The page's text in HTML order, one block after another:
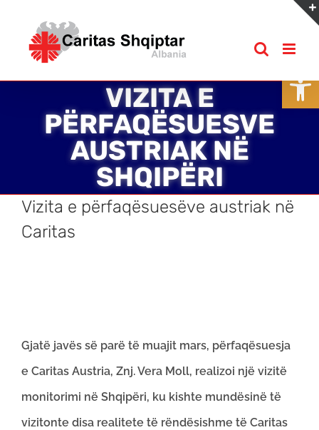
content
VIZITA E
PËRFAQËSUESVE
AUSTRIAK NË
SHQIPËRI
Vizita e përfaqësuesëve austriak në
Caritas
Gjatë javës së parë të muajit mars, përfaqësuesja
e Caritas Austria, Znj. Vera Moll, realizoi një vizitë
monitorimi në Shqipëri, ku kishte mundësinë të
vizitonte disa realitete të rëndësishme të Caritas